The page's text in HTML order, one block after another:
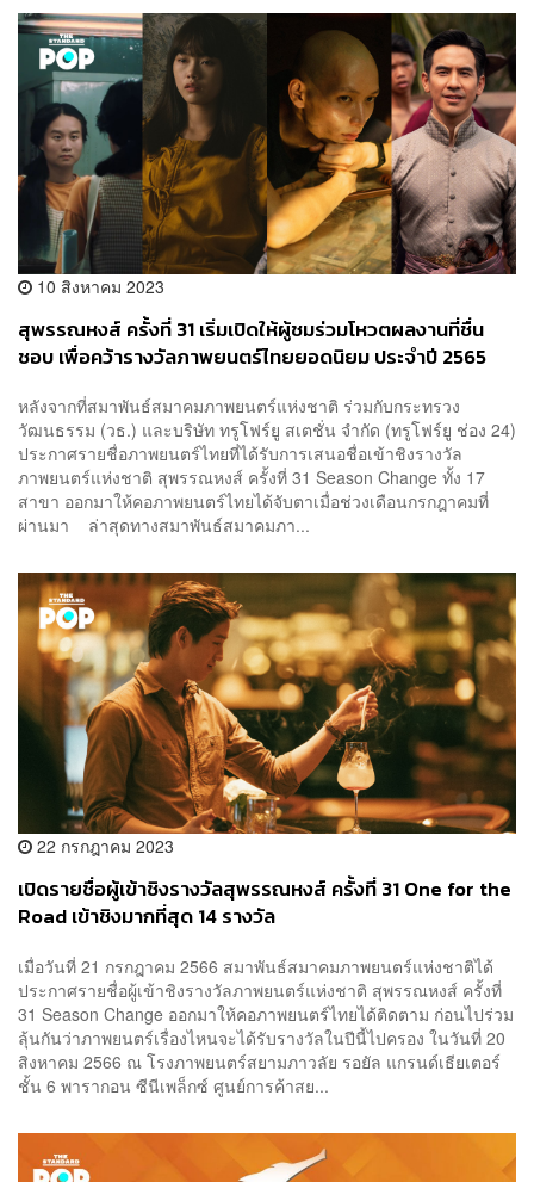
10 สิงหาคม 2023
สุพรรณหงส์ ครั้งที่ 31 เริ่มเปิดให้ผู้ชมร่วมโหวตผลงานที่ชื่น
ชอบ เพื่อคว้ารางวัลภาพยนตร์ไทยยอดนิยม ประจำปี 2565
หลังจากที่สมาพันธ์สมาคมภาพยนตร์แห่งชาติ ร่วมกับกระทรวง
วัฒนธรรม (วธ.) และบริษัท ทรูโฟร์ยู สเตชั่น จำกัด (ทรูโฟร์ยู ช่อง 24)
ประกาศรายชื่อภาพยนตร์ไทยที่ได้รับการเสนอชื่อเข้าชิงรางวัล
ภาพยนตร์แห่งชาติ สุพรรณหงส์ ครั้งที่ 31 Season Change ทั้ง 17
สาขา ออกมาให้คอภาพยนตร์ไทยได้จับตาเมื่อช่วงเดือนกรกฎาคมที่
ผ่านมา ล่าสุดทางสมาพันธ์สมาคมภา...
22 กรกฎาคม 2023
เปิดรายชื่อผู้เข้าชิงรางวัลสุพรรณหงส์ ครั้งที่ 31 One for the
Road เข้าชิงมากที่สุด 14 รางวัล
เมื่อวันที่ 21 กรกฎาคม 2566 สมาพันธ์สมาคมภาพยนตร์แห่งชาติได้
ประกาศรายชื่อผู้เข้าชิงรางวัลภาพยนตร์แห่งชาติ สุพรรณหงส์ ครั้งที่
31 Season Change ออกมาให้คอภาพยนตร์ไทยได้ติดตาม ก่อนไปร่วม
ลุ้นกันว่าภาพยนตร์เรื่องไหนจะได้รับรางวัลในปีนี้ไปครอง ในวันที่ 20
สิงหาคม 2566 ณ โรงภาพยนตร์สยามภาวลัย รอยัล แกรนด์เธียเตอร์
ชั้น 6 พารากอน ซีนีเพล็กซ์ ศูนย์การค้าสย...